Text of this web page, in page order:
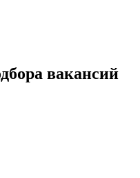
вакансий